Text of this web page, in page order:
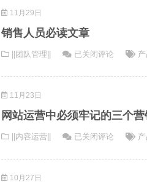
分
交
与
悟
11月29日
销售人员必读文章
||团队管理||
销
必
读
文
已关闭评论
11月23日
网站运营中必须牢记的三个营
||内容运营||
网
已关闭评论
10月27日